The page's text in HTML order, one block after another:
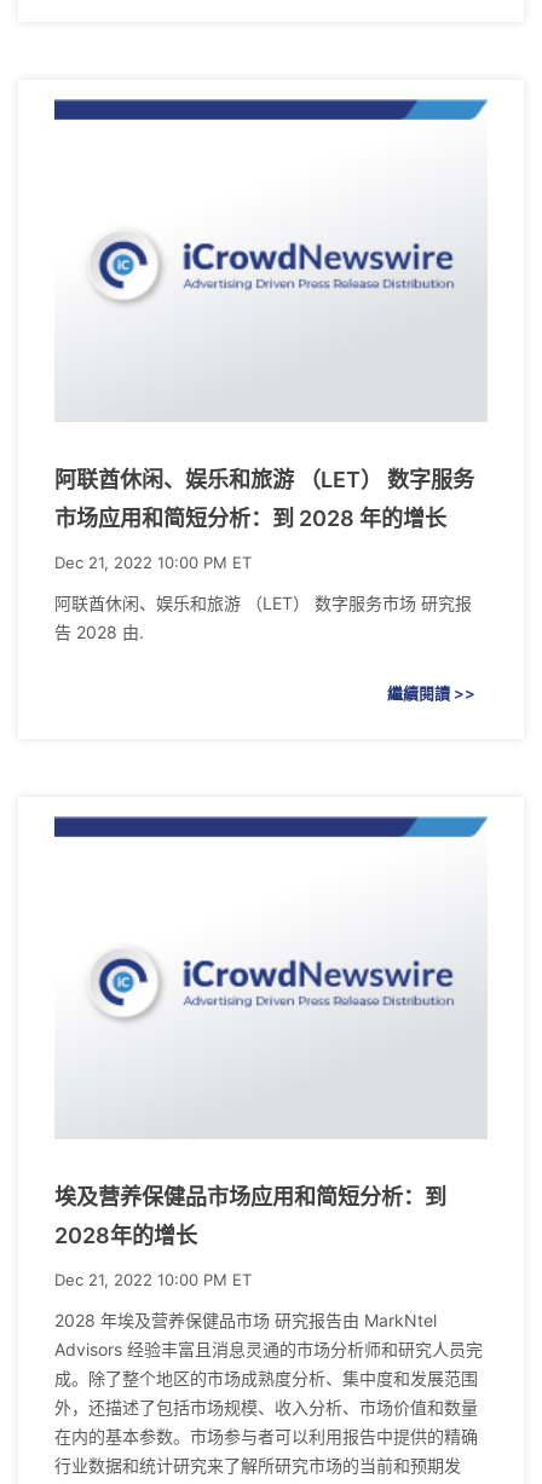
阿联酋休闲、娱乐和旅游 （LET） 数字服务
市场应用和简短分析：到 2028 年的增长
Dec 21, 2022 10:00 PM ET
阿联酋休闲、娱乐和旅游 （LET） 数字服务市场 研究报
告 2028 由.
繼續閱讀 >>
埃及营养保健品市场应用和简短分析：到
2028年的增长
Dec 21, 2022 10:00 PM ET
2028 年埃及营养保健品市场 研究报告由 MarkNtel
Advisors 经验丰富且消息灵通的市场分析师和研究人员完
成。除了整个地区的市场成熟度分析、集中度和发展范围
外，还描述了包括市场规模、收入分析、市场价值和数量
在内的基本参数。市场参与者可以利用报告中提供的精确
行业数据和统计研究来了解所研究市场的当前和预期发